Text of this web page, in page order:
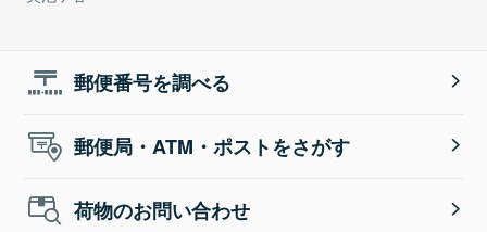
郵便番号を調べる
郵便局・ATM・ポストをさがす
荷物のお問い合わせ